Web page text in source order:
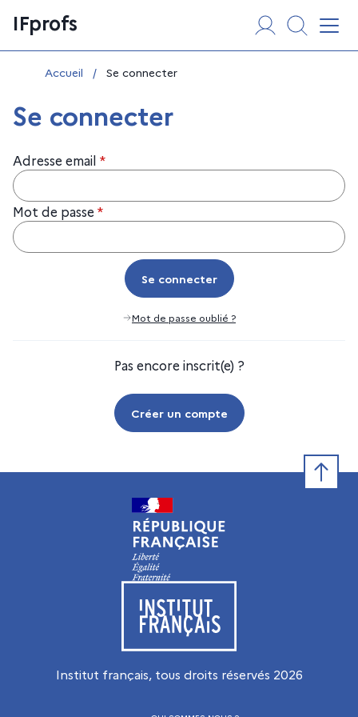
au
contenu
IFprofs
Vous êtes ici :
Accueil / Se connecter
Se connecter
Adresse email *
Mot de passe *
Se connecter
Se connecter
Mot de passe oublié ?
Pas encore inscrit(e) ?
Créer un compte
Visiter le site de l’Institut français
Institut français, tous droits réservés 2026